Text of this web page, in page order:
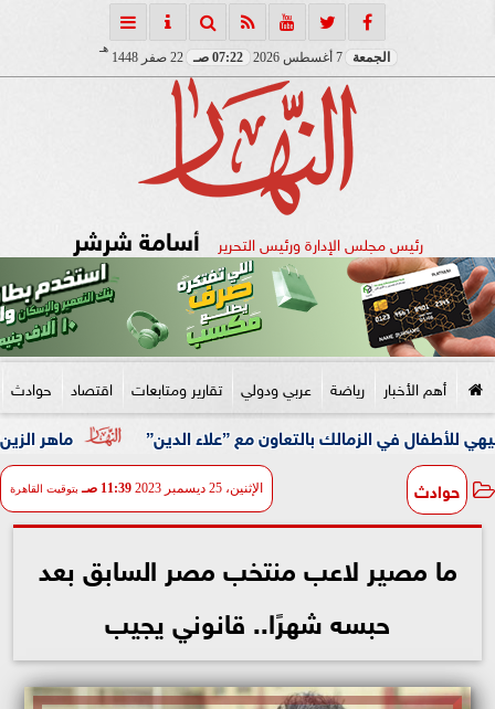
الجمعة 7 أغسطس 2026 07:22 صـ 22 صفر 1448
هـ
رئيس مجلس الإدارة ورئيس التحرير أسامة شرشر
أهم الأخبار رياضة عربي ودولي تقارير ومتابعات اقتصاد حوادث
ماهر الزين: 25 حافلة تُعيد 1250 سودانيًا ضمن الفوج الـ41.. والالتزام بوثائق السفر عزز انسيابية العودة الطوعية الزمالك بالتعاون مع ”علاء الدين”
حوادث الإثنين، 25 ديسمبر 2023 11:39 صـ بتوقيت القاهرة
ما مصير لاعب منتخب مصر السابق بعد
حبسه شهرًا.. قانوني يجيب